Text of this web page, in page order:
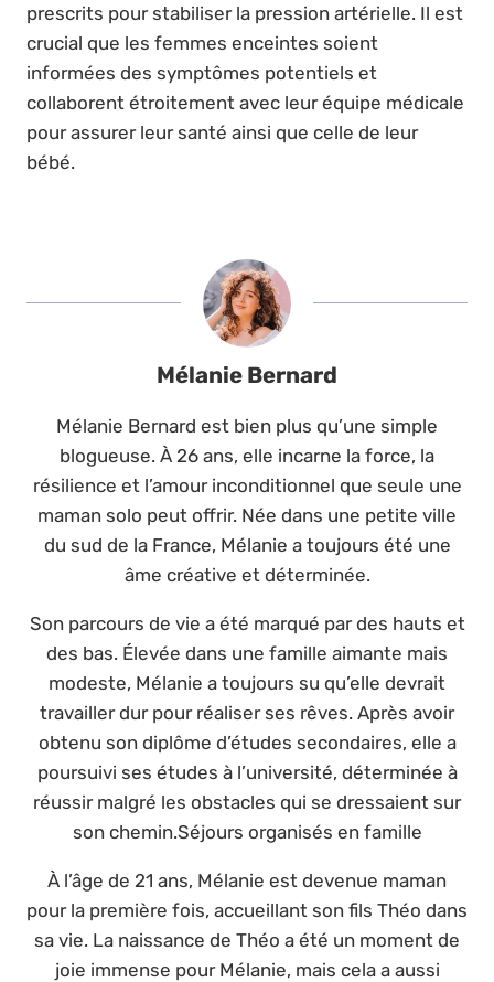
prescrits pour stabiliser la pression artérielle. Il est
crucial que les femmes enceintes soient
informées des symptômes potentiels et
collaborent étroitement avec leur équipe médicale
pour assurer leur santé ainsi que celle de leur
bébé.
Mélanie Bernard
Mélanie Bernard est bien plus qu’une simple
blogueuse. À 26 ans, elle incarne la force, la
résilience et l’amour inconditionnel que seule une
maman solo peut offrir. Née dans une petite ville
du sud de la France, Mélanie a toujours été une
âme créative et déterminée.
Son parcours de vie a été marqué par des hauts et
des bas. Élevée dans une famille aimante mais
modeste, Mélanie a toujours su qu’elle devrait
travailler dur pour réaliser ses rêves. Après avoir
obtenu son diplôme d’études secondaires, elle a
poursuivi ses études à l’université, déterminée à
réussir malgré les obstacles qui se dressaient sur
son chemin.Séjours organisés en famille
À l’âge de 21 ans, Mélanie est devenue maman
pour la première fois, accueillant son fils Théo dans
sa vie. La naissance de Théo a été un moment de
joie immense pour Mélanie, mais cela a aussi